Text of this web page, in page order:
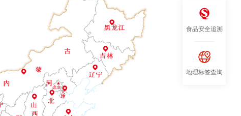
食品安全追溯
地理标签查询